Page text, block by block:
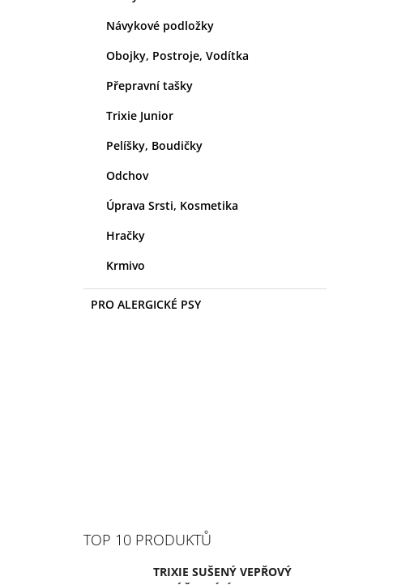
Návykové podložky
Obojky, Postroje, Vodítka
Přepravní tašky
Trixie Junior
Pelíšky, Boudičky
Odchov
Úprava Srsti, Kosmetika
Hračky
Krmivo
PRO ALERGICKÉ PSY
TOP 10 PRODUKTŮ
TRIXIE SUŠENÝ VEPŘOVÝ